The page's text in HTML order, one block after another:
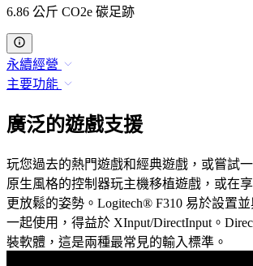
6.86 公斤 CO2e 碳足跡
永續經營
主要功能
廣泛的遊戲支援
玩您過去的熱門遊戲和經典遊戲，或嘗試
原生風格的控制器玩主機移植遊戲，或在
更放鬆的姿勢。Logitech® F310 易於設置
一起使用，得益於 XInput/DirectInput。
裝軟體，這是兩種最常見的輸入標準。